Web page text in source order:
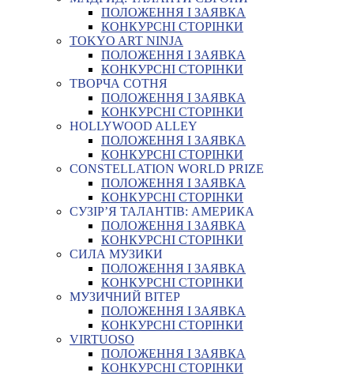
ПОЛОЖЕННЯ І ЗАЯВКА
КОНКУРСНІ СТОРІНКИ
TOKYO ART NINJA
ПОЛОЖЕННЯ І ЗАЯВКА
КОНКУРСНІ СТОРІНКИ
ТВОРЧА СОТНЯ
ПОЛОЖЕННЯ І ЗАЯВКА
КОНКУРСНІ СТОРІНКИ
HOLLYWOOD ALLEY
ПОЛОЖЕННЯ І ЗАЯВКА
КОНКУРСНІ СТОРІНКИ
CONSTELLATION WORLD PRIZE
ПОЛОЖЕННЯ І ЗАЯВКА
КОНКУРСНІ СТОРІНКИ
СУЗІР’Я ТАЛАНТІВ: АМЕРИКА
ПОЛОЖЕННЯ І ЗАЯВКА
КОНКУРСНІ СТОРІНКИ
СИЛА МУЗИКИ
ПОЛОЖЕННЯ І ЗАЯВКА
КОНКУРСНІ СТОРІНКИ
МУЗИЧНИЙ ВІТЕР
ПОЛОЖЕННЯ І ЗАЯВКА
КОНКУРСНІ СТОРІНКИ
VIRTUOSO
ПОЛОЖЕННЯ І ЗАЯВКА
КОНКУРСНІ СТОРІНКИ